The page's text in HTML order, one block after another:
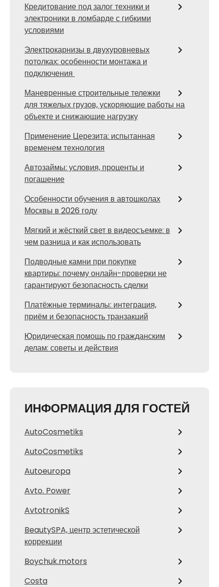
Кредитование под залог техники и
электроники в ломбарде с гибкими
условиями
Электрокарнизы в двухуровневых
потолках: особенности монтажа и
подключения
Маневренные строительные тележки
для тяжелых грузов, ускоряющие работы на
объекте и снижающие нагрузку
Применение Церезита: испытанная
временем технология
Автозаймы: условия, проценты и
погашение
Особенности обучения в автошколах
Москвы в 2026 году
Мягкий и жёсткий свет в видеосъемке: в
чем разница и как использовать
Подводные камни при покупке
квартиры: почему онлайн-проверки не
гарантируют безопасность сделки
Платёжные терминалы: интеграция,
приём и безопасность транзакций
Юридическая помощь по гражданским
делам: советы и действия
ИНФОРМАЦИЯ ДЛЯ ГОСТЕЙ
AutoCosmetiks
AutoCosmetiks
Autoeuropa
Avto. Power
AvtotronikS
BeautySPA, центр эстетической
коррекции
Boychuk.motors
Costa